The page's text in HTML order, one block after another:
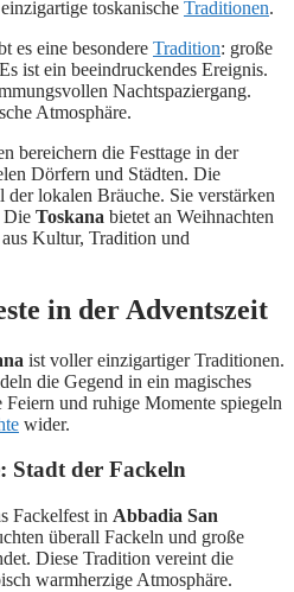
toskanische Traditionen.
es eine besondere Tradition: große
ist ein beeindruckendes Ereignis.
Nachtspaziergang.
Atmosphäre.
bereichern die Festtage in der
Dörfern und Städten. Die
lokalen Bräuche. Sie verstärken
Die Toskana bietet an Weihnachten
Kultur, Tradition und
in der Adventszeit
ist voller einzigartiger Traditionen.
die Gegend in ein magisches
und ruhige Momente spiegeln
wider.
Stadt der Fackeln
Fackelfest in Abbadia San
überall Fackeln und große
Diese Tradition vereint die
warmherzige Atmosphäre.